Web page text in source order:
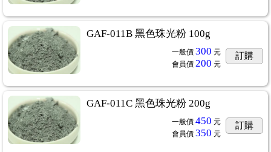
GAF-011B 黑色珠光粉 100g
一般價 300 元
會員價 200 元
訂購
GAF-011C 黑色珠光粉 200g
一般價 450 元
會員價 350 元
訂購